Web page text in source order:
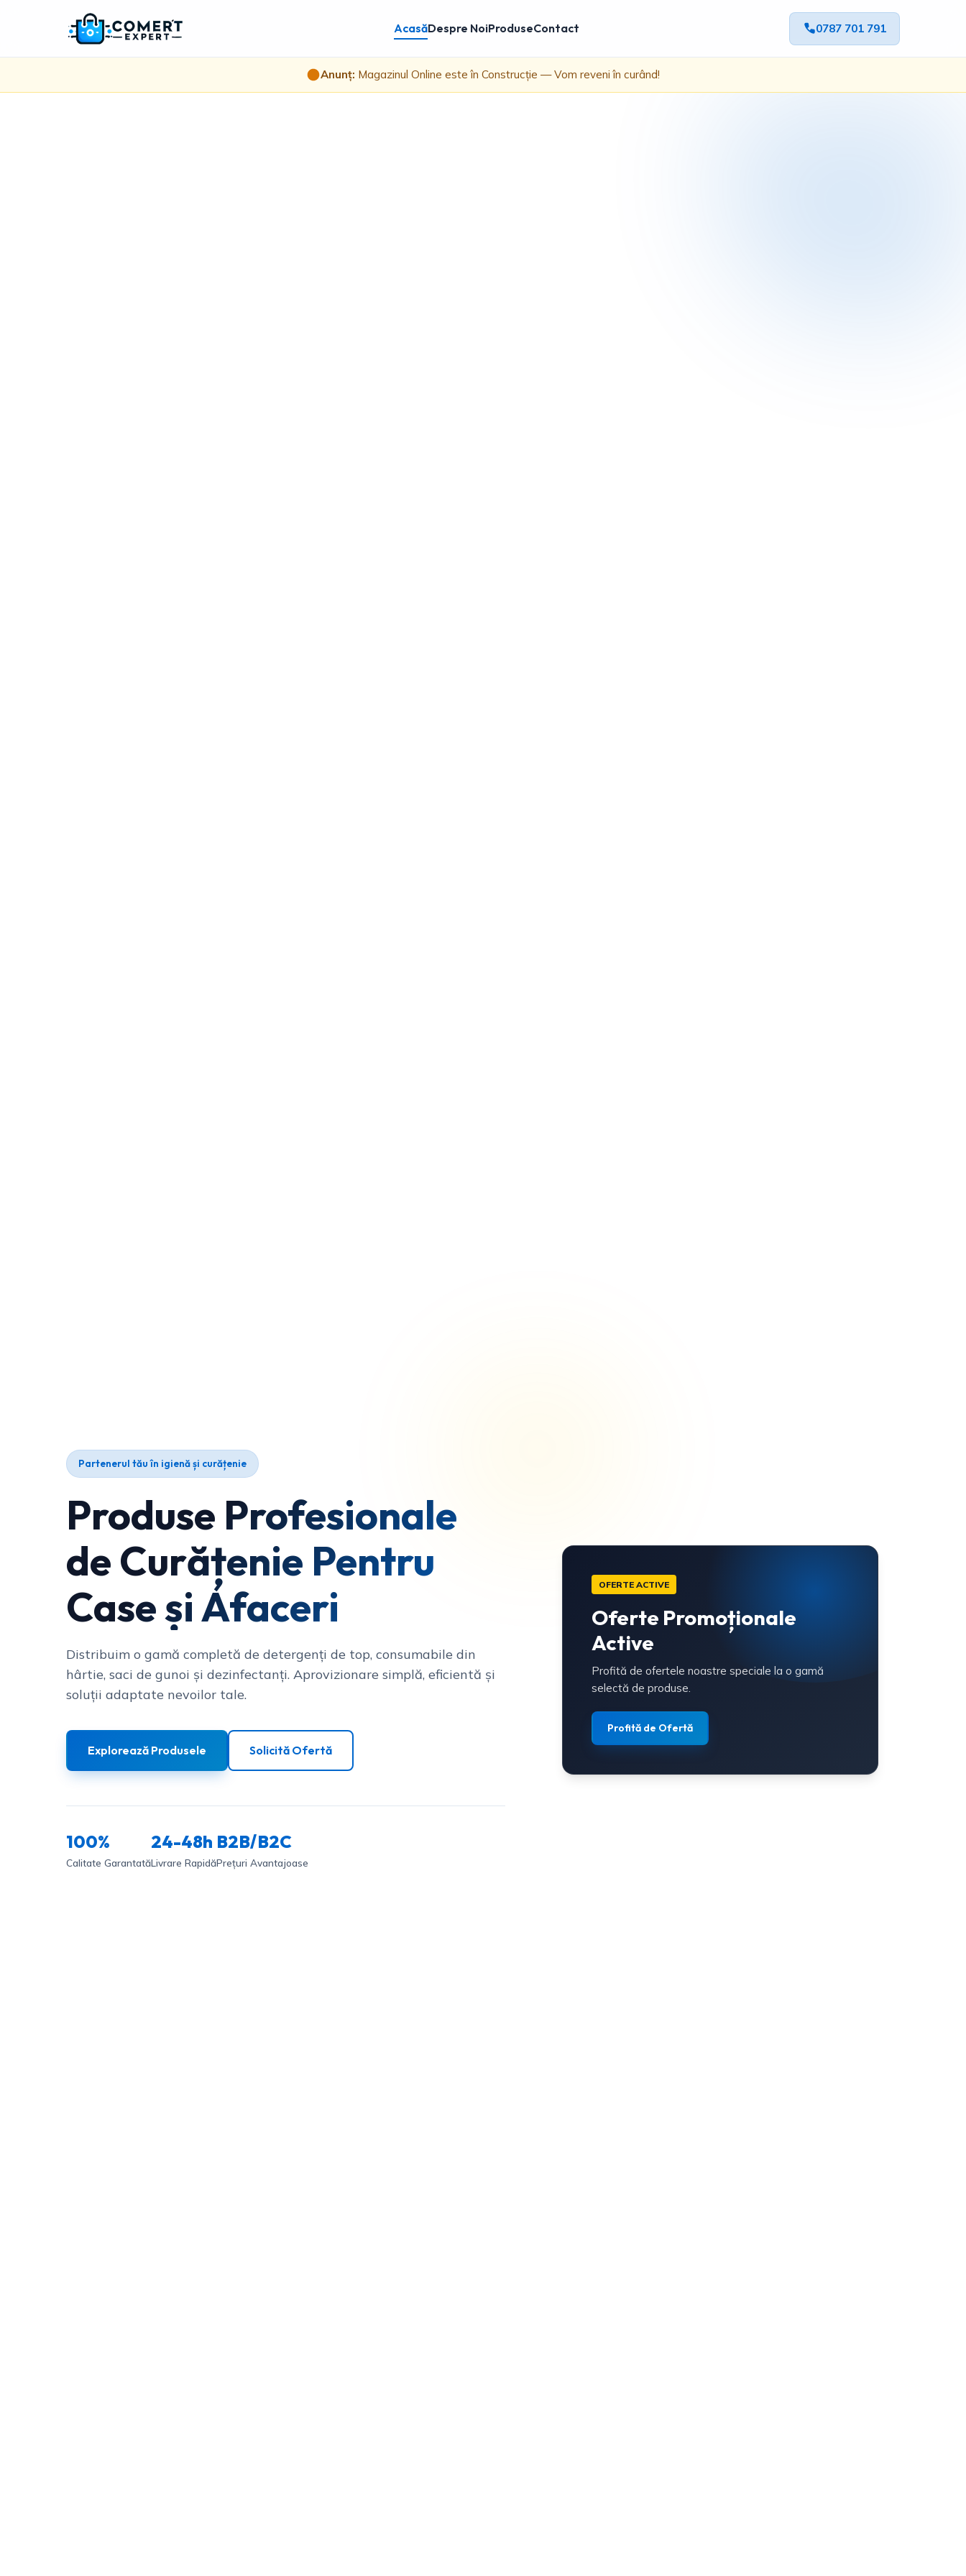
AcasăDespre NoiProduseContact 0787 701 791
Anunț: Magazinul Online este în Construcție — Vom reveni în curând!
Partenerul tău în igienă și curățenie
Produse Profesionale
de Curățenie Pentru
Case și Afaceri
Distribuim o gamă completă de detergenți de top, consumabile din
hârtie, saci de gunoi și dezinfectanți. Aprovizionare simplă, eficientă și
soluții adaptate nevoilor tale.
Explorează Produsele Solicită Ofertă
100%
Calitate Garantată
24-48h
Livrare Rapidă
B2B/B2C
Prețuri Avantajoase
OFERTE ACTIVE
Oferte Promoționale
Active
Profită de ofertele noastre speciale la o gamă
selectă de produse.
Profită de Ofertă